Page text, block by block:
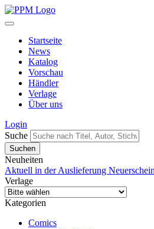
Startseite
News
Katalog
Vorschau
Händler
Verlage
Über uns
Login
Suche
Neuheiten
Aktuell in der Auslieferung
Verlage
Kategorien
Comics